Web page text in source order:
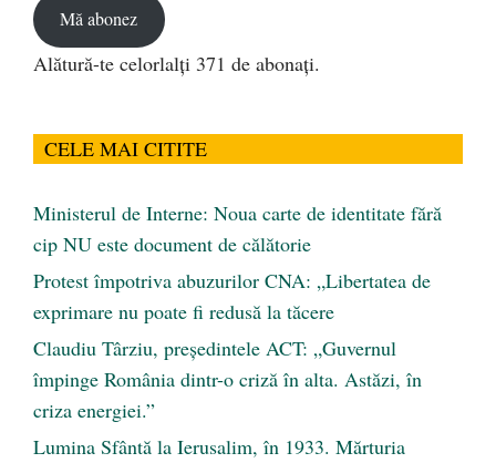
Mă abonez
Alătură-te celorlalți 371 de abonați.
CELE MAI CITITE
Ministerul de Interne: Noua carte de identitate fără
cip NU este document de călătorie
Protest împotriva abuzurilor CNA: „Libertatea de
exprimare nu poate fi redusă la tăcere
Claudiu Târziu, președintele ACT: „Guvernul
împinge România dintr-o criză în alta. Astăzi, în
criza energiei.”
Lumina Sfântă la Ierusalim, în 1933. Mărturia